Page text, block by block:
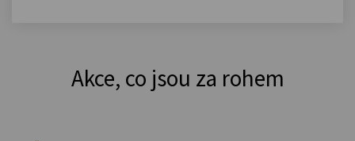
Akce, co jsou za rohem